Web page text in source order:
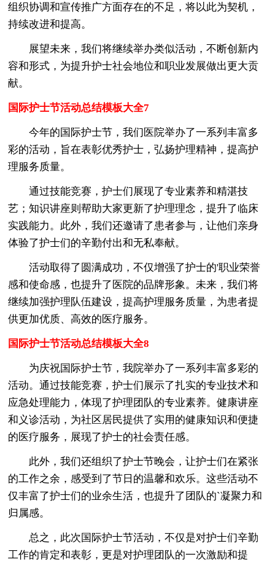
组织协调和宣传推广方面存在的不足，将以此为契机，
持续改进和提高。
展望未来，我们将继续举办类似活动，不断创新内
容和形式，为提升护士社会地位和职业发展做出更大贡
献。
国际护士节活动总结模板大全7
今年的国际护士节，我们医院举办了一系列丰富多
彩的活动，旨在表彰优秀护士，弘扬护理精神，提高护
理服务质量。
通过技能竞赛，护士们展现了专业素养和精湛技
艺；知识讲座则帮助大家更新了护理理念，提升了临床
实践能力。此外，我们还邀请了患者参与，让他们亲身
体验了护士们的辛勤付出和无私奉献。
活动取得了圆满成功，不仅增强了护士的'职业荣誉
感和使命感，也提升了医院的品牌形象。未来，我们将
继续加强护理队伍建设，提高护理服务质量，为患者提
供更加优质、高效的医疗服务。
国际护士节活动总结模板大全8
为庆祝国际护士节，我院举办了一系列丰富多彩的
活动。通过技能竞赛，护士们展示了扎实的专业技术和
应急处理能力，体现了护理团队的专业素养。健康讲座
和义诊活动，为社区居民提供了实用的健康知识和便捷
的医疗服务，展现了护士的社会责任感。
此外，我们还组织了护士节晚会，让护士们在紧张
的工作之余，感受到了节日的温馨和欢乐。这些活动不
仅丰富了护士们的业余生活，也提升了团队的`凝聚力和
归属感。
总之，此次国际护士节活动，不仅是对护士们辛勤
工作的肯定和表彰，更是对护理团队的一次激励和提